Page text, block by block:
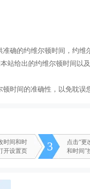
准确的约维尔顿时间，约
站给出的约维尔顿时间以
时间的准确性，以免耽误
时间和时
开设置页
3
点击“更
和时间”